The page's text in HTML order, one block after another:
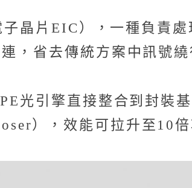
晶片EIC），一種負責處
，省去傳統方案中訊號繞
光引擎直接整合到封裝
），效能可拉升至10